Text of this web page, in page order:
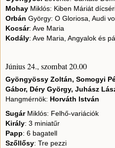
Mohay Miklós: Kiben Máriát
Orbán György: O Gloriosa, Audi
Kocsár: Ave Maria
Kodály: Ave Maria, Angyalok és
Június 24., szombat 20.00
Gyöngyössy Zoltán, Somogyi
Gábor, Déry György, Juhász
Hangmérnök: Horváth István
SugárMiklós: Felhő-variációk
Király: 3 miniatűr
Papp: 6 bagatell
Szőllősy: Tre pezzi